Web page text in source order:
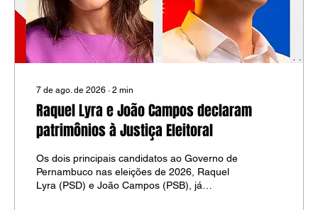
7 de ago. de 2026 ∙ 2 min
Raquel Lyra e João Campos declaram
patrimônios à Justiça Eleitoral
Os dois principais candidatos ao Governo de
Pernambuco nas eleições de 2026, Raquel
Lyra (PSD) e João Campos (PSB), já